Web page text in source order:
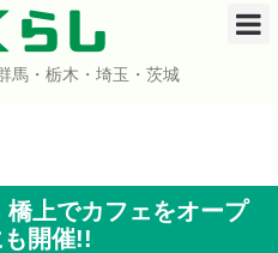
らし
馬・栃木・埼玉・茨城
上でカフェをオープ
開催!!